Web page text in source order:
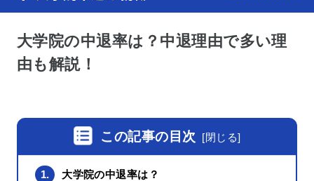
大学院の中退率は？中退理由で多い理
由も解説！
この記事の目次 [閉じる]
1. 大学院の中退率は？